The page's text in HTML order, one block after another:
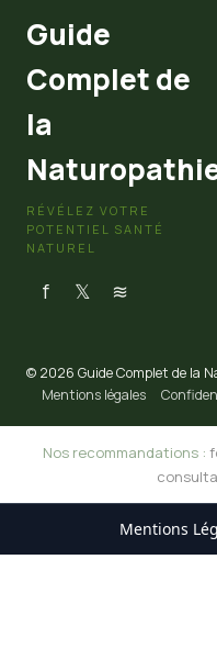
Guide
Complet de
la
RÉVÉLEZ VOTRE
POTENTIEL SANTÉ
NATUREL
f 𝕏 ≋
© 2026 Guide Complet de la
Mentions légales
Nos recommandations :
Mentions